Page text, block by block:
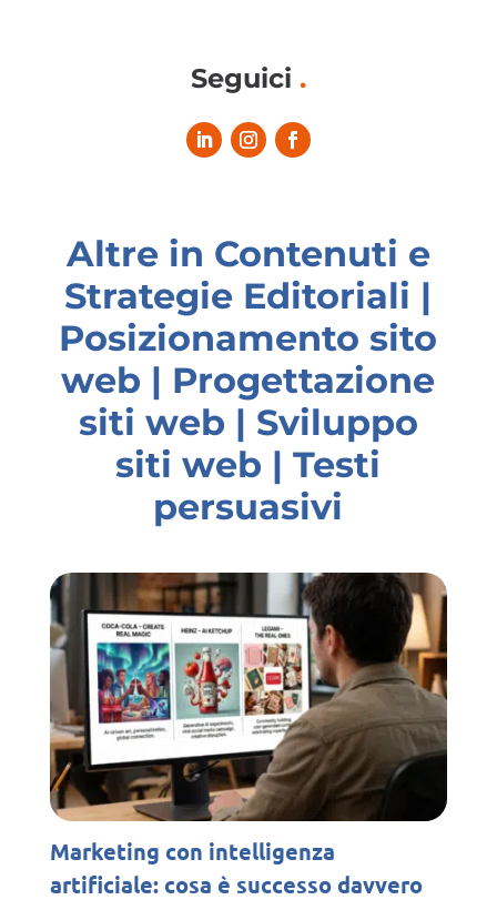
Seguici .
Altre in Contenuti e
Strategie Editoriali |
Posizionamento sito
web | Progettazione
siti web | Sviluppo
siti web | Testi
persuasivi
Marketing con intelligenza
artificiale: cosa è successo davvero